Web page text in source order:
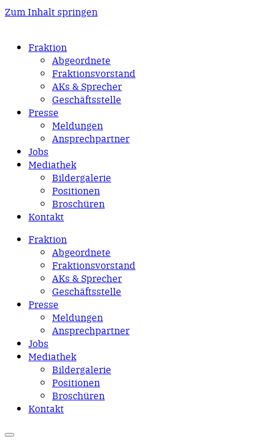
Zum Inhalt springen
Fraktion
Abgeordnete
Fraktions­vorstand
AKs & Sprecher
Geschäftsstelle
Presse
Meldungen
Ansprechpartner
Jobs
Mediathek
Bildergalerie
Positionen
Broschüren
Kontakt
Fraktion
Abgeordnete
Fraktions­vorstand
AKs & Sprecher
Geschäftsstelle
Presse
Meldungen
Ansprechpartner
Jobs
Mediathek
Bildergalerie
Positionen
Broschüren
Kontakt